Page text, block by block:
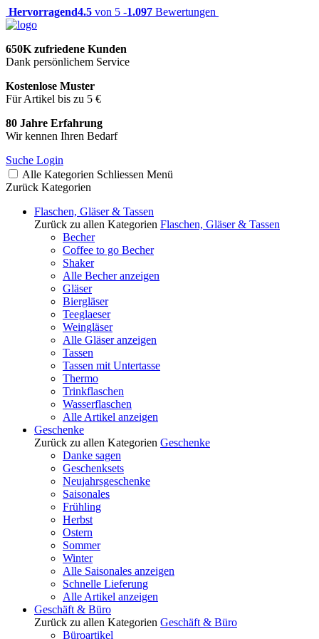
Hervorragend4.5 von 5 -1.097 Bewertungen
650K zufriedene Kunden
Dank persönlichem Service
Kostenlose Muster
Für Artikel bis zu 5 €
80 Jahre Erfahrung
Wir kennen Ihren Bedarf
Suche Login
Alle Kategorien Schliessen Menü
Zurück Kategorien
Flaschen, Gläser & Tassen
Zurück zu allen Kategorien Flaschen, Gläser & Tassen
Becher
Coffee to go Becher
Shaker
Alle Becher anzeigen
Gläser
Biergläser
Teeglaeser
Weingläser
Alle Gläser anzeigen
Tassen
Tassen mit Untertasse
Thermo
Trinkflaschen
Wasserflaschen
Alle Artikel anzeigen
Geschenke
Zurück zu allen Kategorien Geschenke
Danke sagen
Geschenksets
Neujahrsgeschenke
Saisonales
Frühling
Herbst
Ostern
Sommer
Winter
Alle Saisonales anzeigen
Schnelle Lieferung
Alle Artikel anzeigen
Geschäft & Büro
Zurück zu allen Kategorien Geschäft & Büro
Büroartikel